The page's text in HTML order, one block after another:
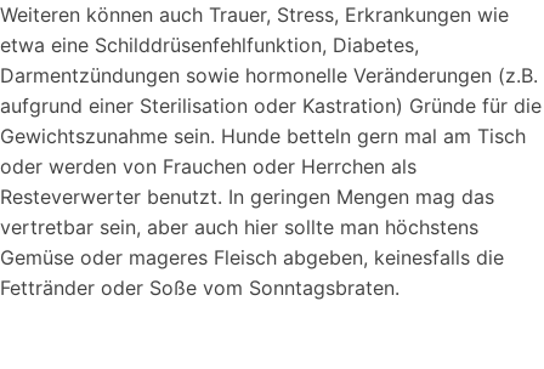
Weiteren können auch Trauer, Stress, Erkrankungen wie
etwa eine Schilddrüsenfehlfunktion, Diabetes,
Darmentzündungen sowie hormonelle Veränderungen (z.B.
aufgrund einer Sterilisation oder Kastration) Gründe für die
Gewichtszunahme sein. Hunde betteln gern mal am Tisch
oder werden von Frauchen oder Herrchen als
Resteverwerter benutzt. In geringen Mengen mag das
vertretbar sein, aber auch hier sollte man höchstens
Gemüse oder mageres Fleisch abgeben, keinesfalls die
Fettränder oder Soße vom Sonntagsbraten.